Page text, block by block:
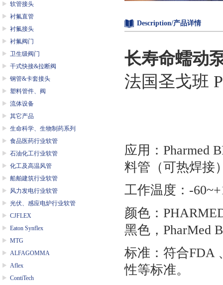
软管接头
衬氟直管
衬氟接头
衬氟阀门
卫生级阀门
干式快接&拉断阀
钢管&卡套接头
塑料管件、阀
流体设备
其它产品
生命科学、生物制药系列
食品医药行业软管
石油化工行业软管
化工及高温风管
船舶建筑行业软管
风力发电行业软管
光伏、感应电炉行业软管
CJFLEX
Eaton Synflex
MTG
ALFAGOMMA
Aflex
ContiTech
Description/产品详情
长寿命蠕动
法国圣戈班
应用：Pharmed
料管（可热焊接
工作温度：-
颜色：
黑色，PharMed
标准：符合FDA
性等标准。